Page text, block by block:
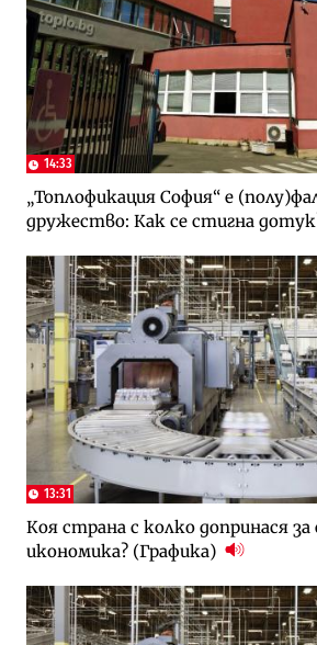
14:33
„Топлофикация София“ e
дружество: Как се стигна
13:31
Коя страна с колко допринася за
икономика? (Графика)